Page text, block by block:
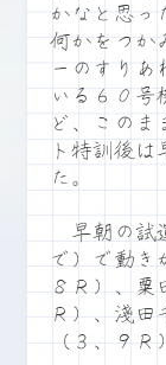
かなと思っ
何かをつか
ーのすりあ
いる６０号
ど、このま
ト特訓後は
た。
早朝の試
で）で動き
８Ｒ）、粟
Ｒ）、淺田
（３、９Ｒ